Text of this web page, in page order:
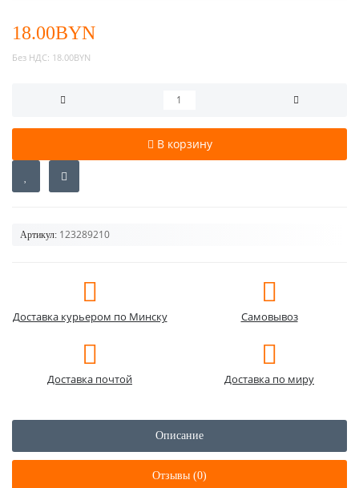
18.00BYN
Без НДС: 18.00BYN
В корзину
Артикул: 123289210
Доставка курьером по Минску Самовывоз
Доставка почтой Доставка по миру
Описание
Отзывы (0)